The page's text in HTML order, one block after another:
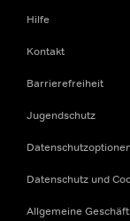
Hilfe
Kontakt
Barrierefreiheit
Jugendschutz
Datenschutz und
Allgemeine